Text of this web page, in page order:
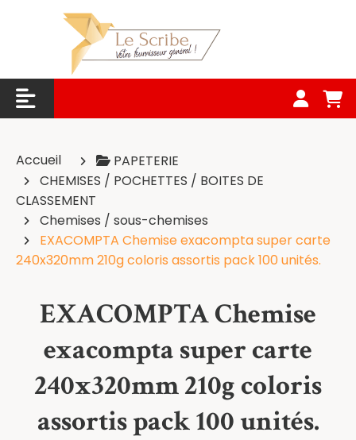
Accueil
PAPETERIE
CHEMISES / POCHETTES / BOITES DE
CLASSEMENT
Chemises / sous-chemises
EXACOMPTA Chemise exacompta super carte
240x320mm 210g coloris assortis pack 100 unités.
EXACOMPTA Chemise
exacompta super carte
240x320mm 210g coloris
assortis pack 100 unités.